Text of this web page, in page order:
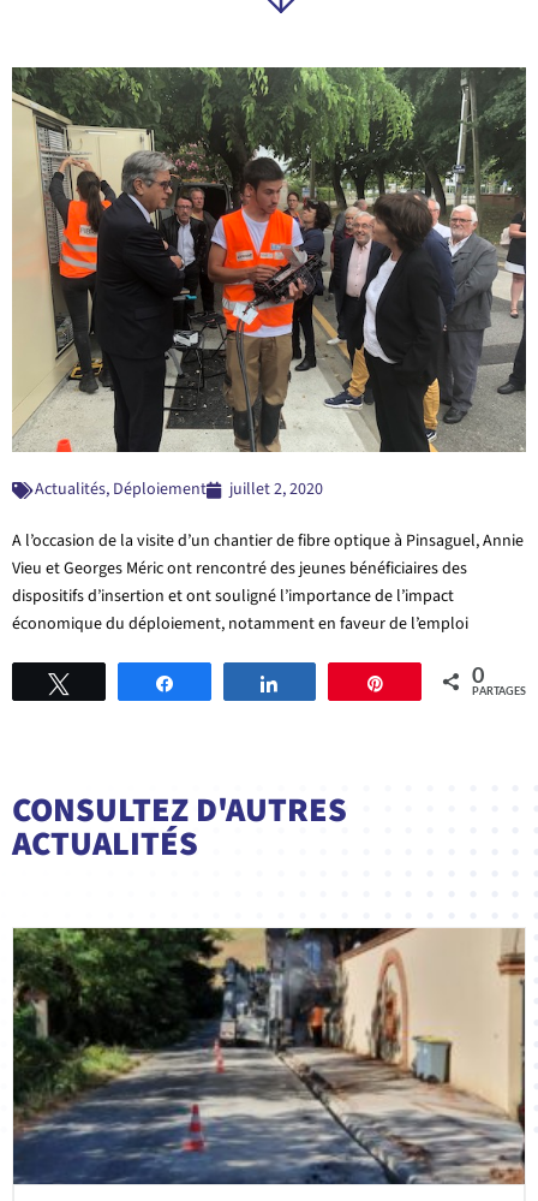
VISITE D’UN CHANTIER D’INSERTION
À PINSAGUEL
Actualités, Déploiement juillet 2, 2020
A l’occasion de la visite d’un chantier de fibre optique à Pinsaguel, Annie
Vieu et Georges Méricont rencontré des jeunes bénéficiaires des
dispositifs d’insertion et ont souligné l’importance de l’impact
économique du déploiement, notamment en faveur de l’emploi
Épingle 0
PARTAGES
CONSULTEZ D'AUTRES
ACTUALITÉS